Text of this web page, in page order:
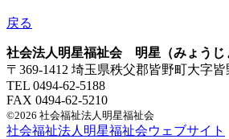
戻る
社会法人明星福祉会 明星（みょうじ
〒369-1412 埼玉県秩父郡皆野町大字皆
TEL 0494-62-5188
FAX 0494-62-5210
©2026 社会福祉法人明星福祉会
社会福祉法人明星福祉会ウェブサイト